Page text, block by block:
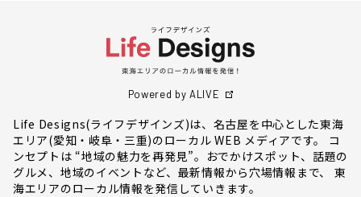
Powered by ALIVE
Life Designs(ライフデザインズ)は、名古屋を中心とした東海
エリア(愛知・岐阜・三重)のローカル WEB メディアです。 コ
ンセプトは “地域の魅力を再発見”。おでかけスポット、話題の
グルメ、地域のイベントなど、最新情報から穴場情報まで、 東
海エリアのローカル情報を発信していきます。